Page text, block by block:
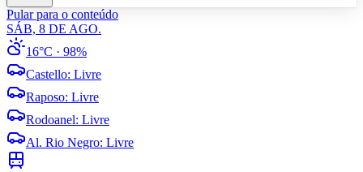
Pular para o conteúdo
SÁB, 8 DE AGO.
16°C · 98%
Castello: Livre
Raposo: Livre
Rodoanel: Livre
Al. Rio Negro: Livre